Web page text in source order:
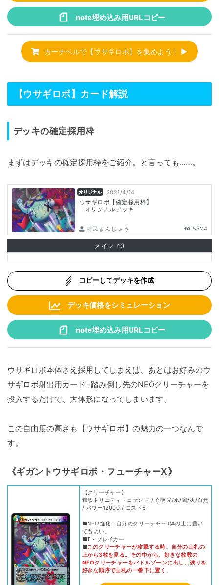
note埋め込み用URLコピー
カーナベルで【ウサギロボ】を集めよう！ ▶
【ウサギロボ】カード解説
デッキの確定採用枠
まずはデッキの確定採用枠をご紹介。と言っても……。
オリジナル 2021/4/14
ウサギロボ【確定採用枠】
オリジナルデッキ
村民まんじゅう 5324
メイン 40
コピーしてデッキを作成
デッキ価格をシミュレーション
note埋め込み用URLコピー
ウサギロボ本体さえ採用してしまえば、あとはお好みのウ
サギロボ射出用カード+踏み倒し先のNEOクリーチャーを
投入するだけで、大体形になってしまいます。
この自由度の高さも【ウサギロボ】の魅力の一つなんで
す。
《ギガントウサギロボ・フューチャーX》
【クリーチャー】
種族トリニティ・コマンド / 文明光/水/闇/火/自然
/ パワー12000 / コスト5
■NEO進化：自分のクリーチャー1体の上に置い
てもよい。
■T・ブレイカー
■このクリーチャーが攻撃する時、自分の山札の
上から3枚を見る。その中から、好きな枚数の
NEOクリーチャーをバトルゾーンに出し、残りを
好きな順序で山札の一番下に置く 。